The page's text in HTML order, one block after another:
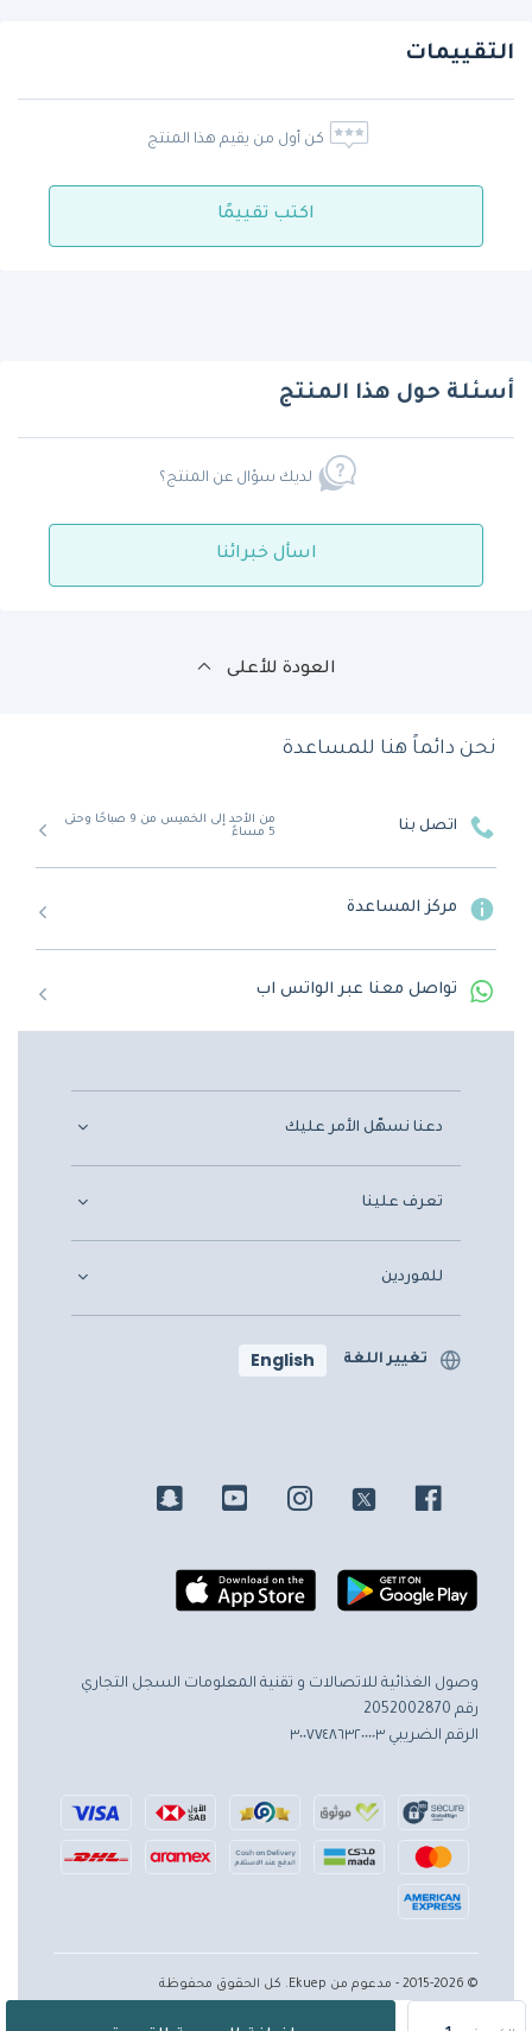
التقييمات
كن أول من يقيم هذا المنتج
اكتب تقييمًا
أسئلة حول هذا المنتج
لديك سؤال عن المنتج؟
اسأل خبرائنا
العودة للأعلى
نحن دائماً هنا للمساعدة
اتصل بنا
من الأحد إلى الخميس من 9 صباحًا وحتى
5 مساءً
مركز المساعدة
تواصل معنا عبر الواتس اب
دعنا نسهّل الأمر عليك
تعرف علينا
للموردين
تغيير اللغة English
وصول الغذائية للاتصالات و تقنية المعلومات السجل التجاري
رقم 2052002870
الرقم الضريبي ٣٠٠٧٧٤٨٦٣٢٠٠٠٠٣
© 2015-2026 - مدعوم من Ekuep. كل الحقوق محفوظة